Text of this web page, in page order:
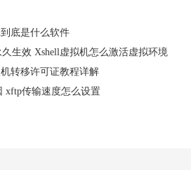
底是什么软件
生效 Xshell虚拟机怎么激活虚拟环境
转移许可证教程详解
xftp传输速度怎么设置